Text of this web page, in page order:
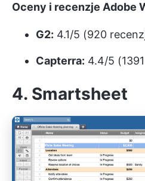
Oceny i recenzje Adobe
G2: 4.1/5 (920
Capterra: 4.4/5
4. Smartsheet